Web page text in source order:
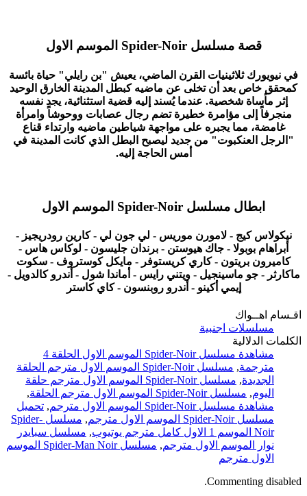
قصة مسلسل Spider-Noir الموسم الاول
في نيويورك ثلاثينيات القرن الماضي، يعيش "بن رايلي" حياة بائسة
كمحقق خاص بعد أن تخلى عن ماضيه كبطل المدينة الخارق الوحيد
إثر مأساة شخصية. عندما يُسند إليه قضية استثنائية، يجد نفسه
منجرفاً إلى مؤامرة خطيرة تضم رجال عصابات ووحوشاً وامرأة
غامضة، مما يجبره على مواجهة شياطين ماضيه وارتداء قناع
"الرجل العنكبوت" من جديد ليصبح البطل الذي كانت المدينة في
أمس الحاجة إليه.
ابطال مسلسل Spider-Noir الموسم الاول
نيكولاس كيج - لامورن موريس - لي جون لي - كارين رودريجيز -
أبراهام بوبولا - جاك هيوستن - برندان جليسون - لوكاس هاس -
كاميرون بريتون - كاري كريستوفر - مايكل كوستروف - سكوت
ماكارثر - جو ماسينجيل - ويتني رايس - أماندا شول - أندرو كالدويل -
إيمي أكينو - أندرو روبنسون - كاي كاستر
اقـسام اهــواك
مسلسلات اجنبية
الكلمات الدلالية
مشاهدة مسلسل Spider-Noir الموسم الاول الحلقة 4
مترجمة,
مسلسل Spider-Noir الموسم الاول مترجم الحلقة
الجديدة,
مسلسل Spider-Noir الموسم الاول مترجم حلقة
اليوم, مسلسل Spider-Noir الموسم الاول مترجم الحلقة
,
مشاهدة مسلسل Spider-Noir الموسم الاول مترجم
, تحميل
مسلسل Spider-Noir الموسم الاول مترجم
,
مسلسل Spider-
Noir الموسم 1 الاول كامل مترجم يوتيوب
, مسلسل سبايدر
نوار الموسم الاول مترجم,
مسلسل Spider-Man Noir الموسم
الاول مترجم
Commenting disabled.